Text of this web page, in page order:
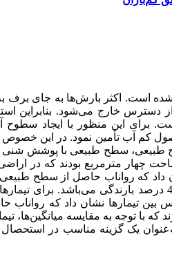
شده است. اکثر بارش‌ها به جای برف
دسترس خارج می‌شود. بنابراین
این منظور با ایجاد سطوح
کم آب تأمین نمود. در این خصوص
طبیعی، سطح طبیعی با پوشش
چهار مترمربع بودند که در
نتایج حاصل از 16 مورد بارندگی نشان داد که رواناب
سطح طبیعی دست‌نخورده و سطح پلاستیک با پوشش شنی بترتیب 7 ، 12 و 48 درصد
از تجزیه واریانس بین تیمارها نشان داد که
با توجه به مقایسه میانگین‌ها،
آستانه شروع رواناب به‌عنوان یک گزینه مناسب در